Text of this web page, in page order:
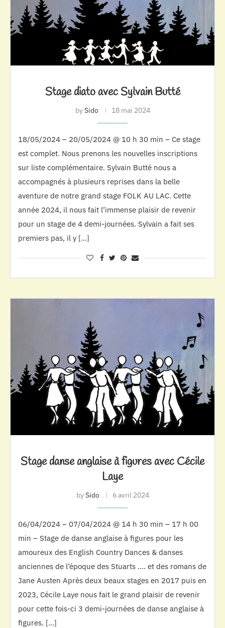
Stage diato avec Sylvain Butté
bySido 18 mai 2024
18/05/2024 – 20/05/2024 @ 10 h 30 min – Ce stage
est complet. Nous prenons les nouvelles inscriptions
sur liste complémentaire. Sylvain Butté nous a
accompagnés à plusieurs reprises dans la belle
aventure de notre grand stage FOLK AU LAC. Cette
année 2024, il nous fait l’immense plaisir de revenir
pour un stage de 4 demi-journées. Sylvain a fait ses
premiers pas, il y […]
Stage danse anglaise à figures avec Cécile
Laye
bySido 6 avril 2024
06/04/2024 – 07/04/2024 @ 14 h 30 min – 17 h 00
min – Stage de danse anglaise à figures pour les
amoureux des English Country Dances & danses
anciennes de l’époque des Stuarts …. et des romans de
Jane Austen Après deux beaux stages en 2017 puis en
2023, Cécile Laye nous fait le grand plaisir de revenir
pour cette fois-ci 3 demi-journées de danse anglaise à
figures. […]